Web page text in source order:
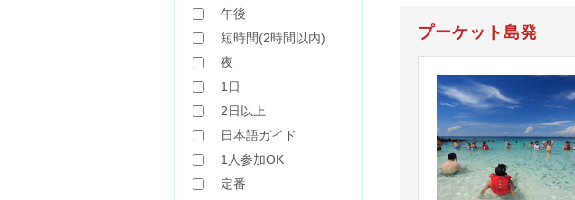
プーケット島発
午後
短時間(2時間以内)
夜
1日
2日以上
日本語ガイド
1人参加OK
定番